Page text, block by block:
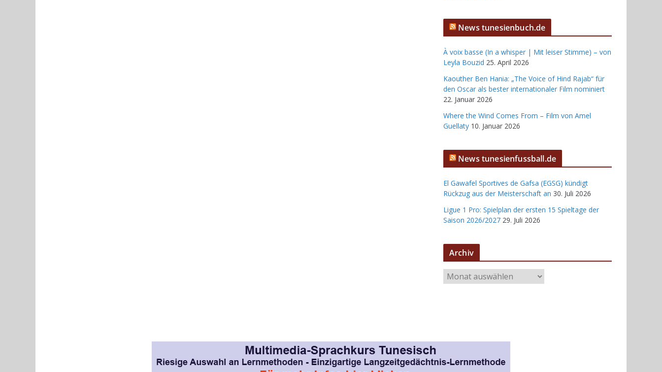
News tunesienbuch.de
À voix basse (In a whisper | Mit leiser Stimme) – von
Leyla Bouzid 25. April 2026
Kaouther Ben Hania: „The Voice of Hind Rajab“ für
den Oscar als bester internationaler Film nominiert
22. Januar 2026
Where the Wind Comes From – Film von Amel
Guellaty 10. Januar 2026
News tunesienfussball.de
El Gawafel Sportives de Gafsa (EGSG) kündigt
Rückzug aus der Meisterschaft an 30. Juli 2026
Ligue 1 Pro: Spielplan der ersten 15 Spieltage der
Saison 2026/2027 29. Juli 2026
Archiv
r